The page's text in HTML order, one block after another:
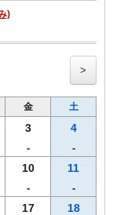
LAN）
)
>
金 土
3
-
4
-
10
-
11
-
17 18